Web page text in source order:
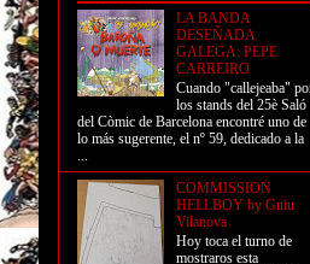
LA BANDA
DESEÑADA
GALEGA: PEPE
CARREIRO
Cuando "callejeaba"
los stands del 25è Saló
del Còmic de Barcelona encontré uno de
lo más sugerente, el nº 59, dedicado a la
...
COMMISSION
HELLBOY by Guiu
Vilanova
Hoy toca el turno de
mostraros esta